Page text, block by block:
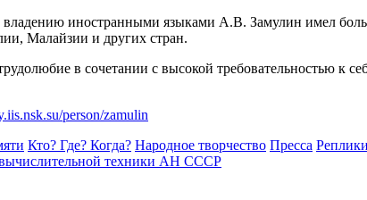
иностранными языками А.В. Замулин имел
Малайзии и других стран.
в сочетании с высокой требовательностью к
person/zamulin
Кто? Где? Когда? Народное творчество Пресса Реплики
техники АН СССР